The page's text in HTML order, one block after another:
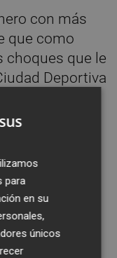
con más
que como
choques que le
Deportiva
a
de
el grupo 2 de
para
en su
únicos